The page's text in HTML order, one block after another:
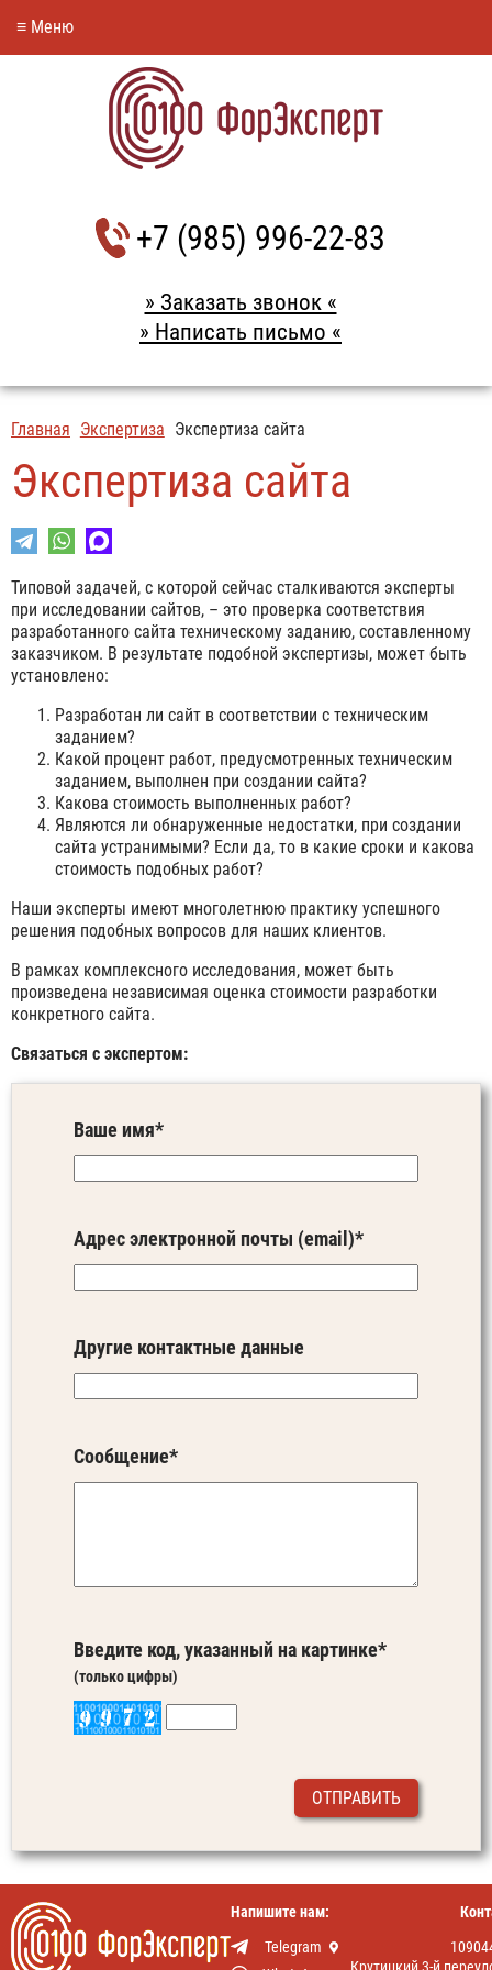
≡ Меню
+7 (985) 996-22-83
» Заказать звонок «
» Написать письмо «
Главная Экспертиза Экспертиза сайта
Экспертиза сайта
Типовой задачей, с которой сейчас сталкиваются эксперты
при исследовании сайтов, – это проверка соответствия
разработанного сайта техническому заданию, составленному
заказчиком. В результате подобной экспертизы, может быть
установлено:
Разработан ли сайт в соответствии с техническим
заданием?
Какой процент работ, предусмотренных техническим
заданием, выполнен при создании сайта?
Какова стоимость выполненных работ?
Являются ли обнаруженные недостатки, при создании
сайта устранимыми? Если да, то в какие сроки и какова
стоимость подобных работ?
Наши эксперты имеют многолетнюю практику успешного
решения подобных вопросов для наших клиентов.
В рамках комплексного исследования, может быть
произведена независимая оценка стоимости разработки
конкретного сайта.
Связаться с экспертом:
Ваше имя*
Адрес электронной почты (email)*
Другие контактные данные
Сообщение*
Введите код, указанный на картинке*
(только цифры)
Напишите нам:
Telegram